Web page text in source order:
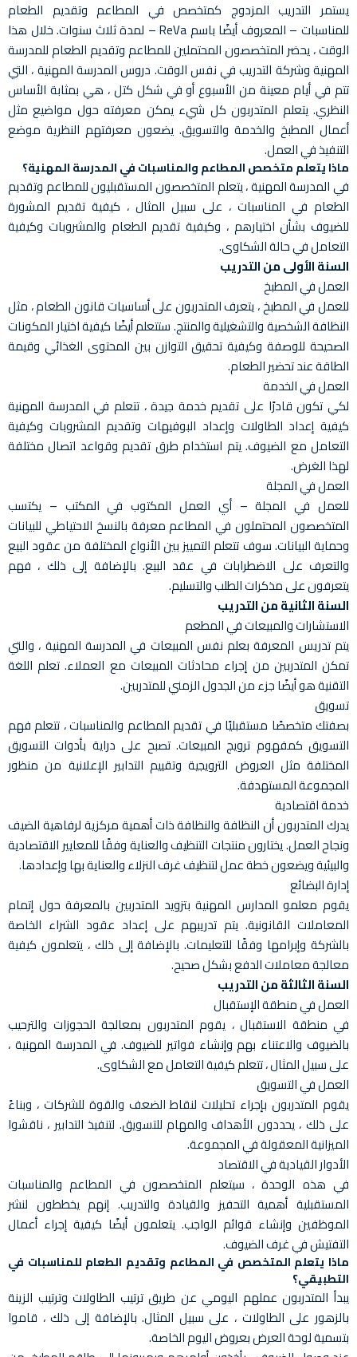
يستمر التدريب المزدوج كمتخصص في المطاعم وتقديم الطعام
للمناسبات – المعروف أيضًا باسم ReVa – لمدة ثلاث سنوات. خلال هذا
الوقت ، يحضر المتخصصون المحتملين للمطاعم وتقديم الطعام للمدرسة
المهنية وشركة التدريب في نفس الوقت. دروس المدرسة المهنية ، التي
تتم في أيام معينة من الأسبوع أو في شكل كتل ، هي بمثابة الأساس
النظري. يتعلم المتدربون كل شيء يمكن معرفته حول مواضيع مثل
أعمال المطبخ والخدمة والتسويق. يضعون معرفتهم النظرية موضع
التنفيذ في العمل.
ماذا يتعلم متخصص المطاعم والمناسبات في المدرسة المهنية؟
في المدرسة المهنية ، يتعلم المتخصصون المستقبليون للمطاعم وتقديم
الطعام في المناسبات ، على سبيل المثال ، كيفية تقديم المشورة
للضيوف بشأن اختيارهم ، وكيفية تقديم الطعام والمشروبات وكيفية
التعامل في حالة الشكاوى.
السنة الأولى من التدريب
العمل في المطبخ
للعمل في المطبخ ، يتعرف المتدربون على أساسيات قانون الطعام ، مثل
النظافة الشخصية والتشغيلية والمنتج. ستتعلم أيضًا كيفية اختيار المكونات
الصحيحة للوصفة وكيفية تحقيق التوازن بين المحتوى الغذائي وقيمة
الطاقة عند تحضير الطعام.
العمل في الخدمة
لكي تكون قادرًا على تقديم خدمة جيدة ، تتعلم في المدرسة المهنية
كيفية إعداد الطاولات وإعداد البوفيهات وتقديم المشروبات وكيفية
التعامل مع الضيوف. يتم استخدام طرق تقديم وقواعد اتصال مختلفة
لهذا الغرض.
العمل في المجلة
للعمل في المجلة – أي العمل المكتوب في المكتب – يكتسب
المتخصصون المحتملون في المطاعم معرفة بالنسخ الاحتياطي للبيانات
وحماية البيانات. سوف تتعلم التمييز بين الأنواع المختلفة من عقود البيع
والتعرف على الاضطرابات في عقد البيع. بالإضافة إلى ذلك ، فهم
يتعرفون على مذكرات الطلب والتسليم.
السنة الثانية من التدريب
الاستشارات والمبيعات في المطعم
يتم تدريس المعرفة بعلم نفس المبيعات في المدرسة المهنية ، والتي
تمكن المتدربين من إجراء محادثات المبيعات مع العملاء. تعلم اللغة
التقنية هو أيضًا جزء من الجدول الزمني للمتدربين.
تسويق
بصفتك متخصصًا مستقبليًا في تقديم المطاعم والمناسبات ، تتعلم فهم
التسويق كمفهوم ترويج المبيعات. تصبح على دراية بأدوات التسويق
المختلفة مثل العروض الترويجية وتقييم التدابير الإعلانية من منظور
المجموعة المستهدفة.
خدمة اقتصادية
يدرك المتدربون أن النظافة والنظافة ذات أهمية مركزية لرفاهية الضيف
ونجاح العمل. يختارون منتجات التنظيف والعناية وفقًا للمعايير الاقتصادية
والبيئية ويضعون خطة عمل لتنظيف غرف النزلاء والعناية بها وإعدادها.
إدارة البضائع
يقوم معلمو المدارس المهنية بتزويد المتدربين بالمعرفة حول إتمام
المعاملات القانونية. يتم تدريبهم على إعداد عقود الشراء الخاصة
بالشركة وإبرامها وفقًا للتعليمات. بالإضافة إلى ذلك ، يتعلمون كيفية
معالجة معاملات الدفع بشكل صحيح.
السنة الثالثة من التدريب
العمل في منطقة الإستقبال
في منطقة الاستقبال ، يقوم المتدربون بمعالجة الحجوزات والترحيب
بالضيوف والاعتناء بهم وإنشاء فواتير للضيوف. في المدرسة المهنية ،
على سبيل المثال ، تتعلم كيفية التعامل مع الشكاوى.
العمل في التسويق
يقوم المتدربون بإجراء تحليلات لنقاط الضعف والقوة للشركات ، وبناءً
على ذلك ، يحددون الأهداف والمهام للتسويق. لتنفيذ التدابير ، ناقشوا
الميزانية المعقولة في المجموعة.
الأدوار القيادية في الاقتصاد
في هذه الوحدة ، سيتعلم المتخصصون في المطاعم والمناسبات
المستقبلية أهمية التحفيز والقيادة والتدريب. إنهم يخططون لنشر
الموظفين وإنشاء قوائم الواجب. يتعلمون أيضًا كيفية إجراء أعمال
التفتيش في غرف الضيوف.
ماذا يتعلم المتخصص في المطاعم وتقديم الطعام للمناسبات في
التطبيقي؟
يبدأ المتدربون عملهم اليومي عن طريق ترتيب الطاولات وترتيب الزينة
بالزهور على الطاولات ، على سبيل المثال. بالإضافة إلى ذلك ، قاموا
بتسمية لوحة العرض بعروض اليوم الخاصة.